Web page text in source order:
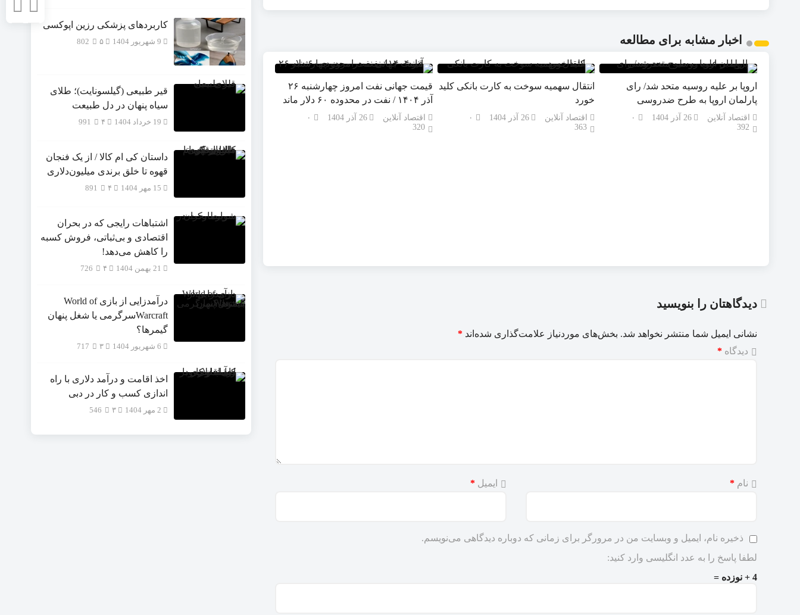
اخبار مشابه برای مطالعه
اروپا بر علیه روسیه متحد شد/ رای
پارلمان اروپا به طرح ضدروسی
اقتصاد آنلاین 26 آذر 1404
392
انتقال سهمیه سوخت به کارت بانکی کلید
خورد
اقتصاد آنلاین 26 آذر 1404
363
قیمت جهانی نفت امروز چهارشنبه ۲۶
آذر ۱۴۰۴ / نفت در محدوده ۶۰ دلار ماند
اقتصاد آنلاین 26 آذر 1404
320
دیدگاهتان را بنویسید
نشانی ایمیل شما منتشر نخواهد شد. بخش‌های موردنیاز علامت‌گذاری شده‌اند *
دیدگاه *
نام * ایمیل*
ذخیره نام، ایمیل و وبسایت من در مرورگر برای زمانی که دوباره دیدگاهی می‌نویسم.
لطفا پاسخ را به عدد انگلیسی وارد کنید:
4 + نوزده =
کاربردهای پزشکی رزین اپوکسی
9 شهریور 1404 802
قیر طبیعی (گیلسونایت)؛ طلای
سیاه پنهان در دل طبیعت
19 خرداد 1404 991
داستان کی ام کالا / از یک فنجان
قهوه تا خلق برندی میلیون‌دلاری
15 مهر 1404 891
اشتباهات رایجی که در بحران
اقتصادی و بی‌ثباتی، فروش کسبه
را کاهش می‌دهد!
21 بهمن 1404 726
درآمدزایی از بازی World of
Warcraftسرگرمی یا شغل پنهان
گیمرها؟
6 شهریور 1404 717
اخذ اقامت و درآمد دلاری با راه
اندازی کسب و کار در دبی
2 مهر 1404 546